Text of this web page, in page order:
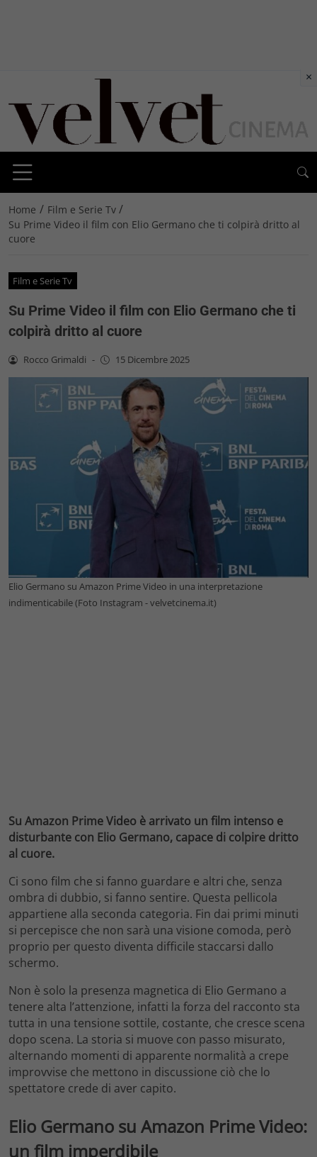
Home / Film e Serie Tv /
Su Prime Video il film con Elio Germano che ti colpirà dritto al
cuore
Film e Serie Tv
Su Prime Video il film con Elio Germano che ti
colpirà dritto al cuore
Rocco Grimaldi - 15 Dicembre 2025
Elio Germano su Amazon Prime Video in una interpretazione
indimenticabile (Foto Instagram - velvetcinema.it)
Su Amazon Prime Video è arrivato un film intenso e
disturbante con Elio Germano, capace di colpire dritto
al cuore.
Ci sono film che si fanno guardare e altri che, senza
ombra di dubbio, si fanno sentire. Questa pellicola
appartiene alla seconda categoria. Fin dai primi minuti
si percepisce che non sarà una visione comoda, però
proprio per questo diventa difficile staccarsi dallo
schermo.
Non è solo la presenza magnetica di Elio Germano a
tenere alta l’attenzione, infatti la forza del racconto sta
tutta in una tensione sottile, costante, che cresce scena
dopo scena. La storia si muove con passo misurato,
alternando momenti di apparente normalità a crepe
improvvise che mettono in discussione ciò che lo
spettatore crede di aver capito.
Elio Germano su Amazon Prime Video:
un film imperdibile
×